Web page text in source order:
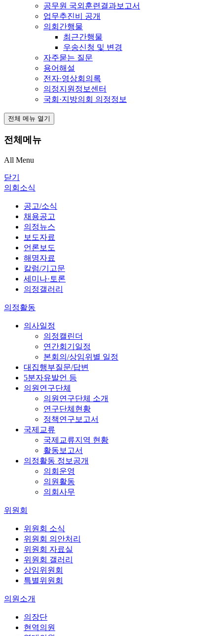
공무원 국외훈련결과보고서
업무추진비 공개
의회간행물
최근간행물
우송신청 및 변경
자주묻는 질문
용어해설
전자·영상회의록
의정지원정보센터
국회·지방의회 의정정보
전체 메뉴 열기
전체메뉴
All Menu
닫기
의회소식
공고/소식
채용공고
의정뉴스
보도자료
언론보도
해명자료
칼럼/기고문
세미나·토론
의정갤러리
의정활동
의사일정
의정캘린더
연간회기일정
본회의/상임위별 일정
대집행부질문/답변
5분자유발언 등
의원연구단체
의원연구단체 소개
연구단체현황
정책연구보고서
국제교류
국제교류지역 현황
활동보고서
의정활동 정보공개
의회운영
의원활동
의회사무
위원회
위원회 소식
위원회 의안처리
위원회 자료실
위원회 갤러리
상임위원회
특별위원회
의원소개
의장단
현역의원